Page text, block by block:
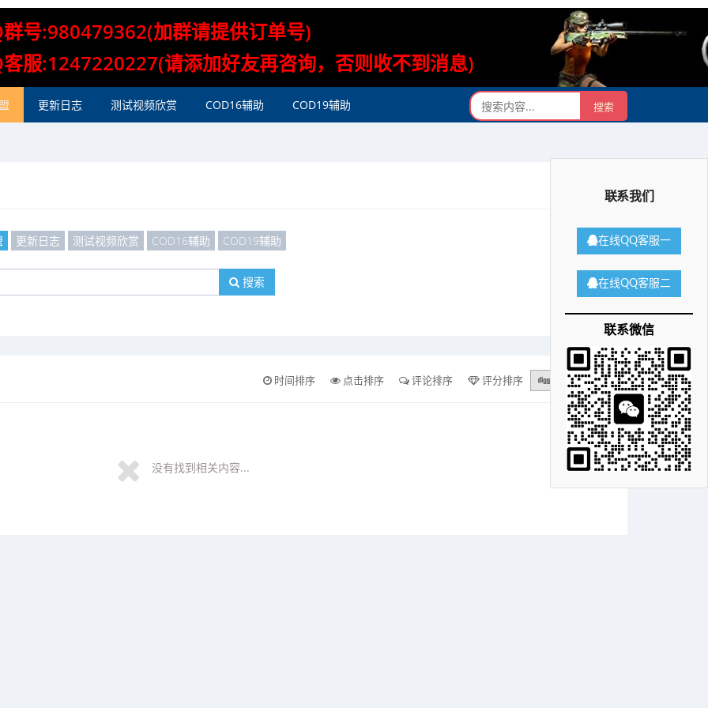
号:980479362(加群请提供订单号)
服:1247220227(请添加好友再咨询，否则收不到消息)
更新日志 测试视频欣赏 COD16辅助 COD19辅助
联系我们
在线QQ客服一
在线QQ客服二
联系微信
更新日志 测试视频欣赏 COD16辅助 COD19辅助
搜索
时间排序 点击排序 评论排序 评分排序 支持量排序
没有找到相关内容...